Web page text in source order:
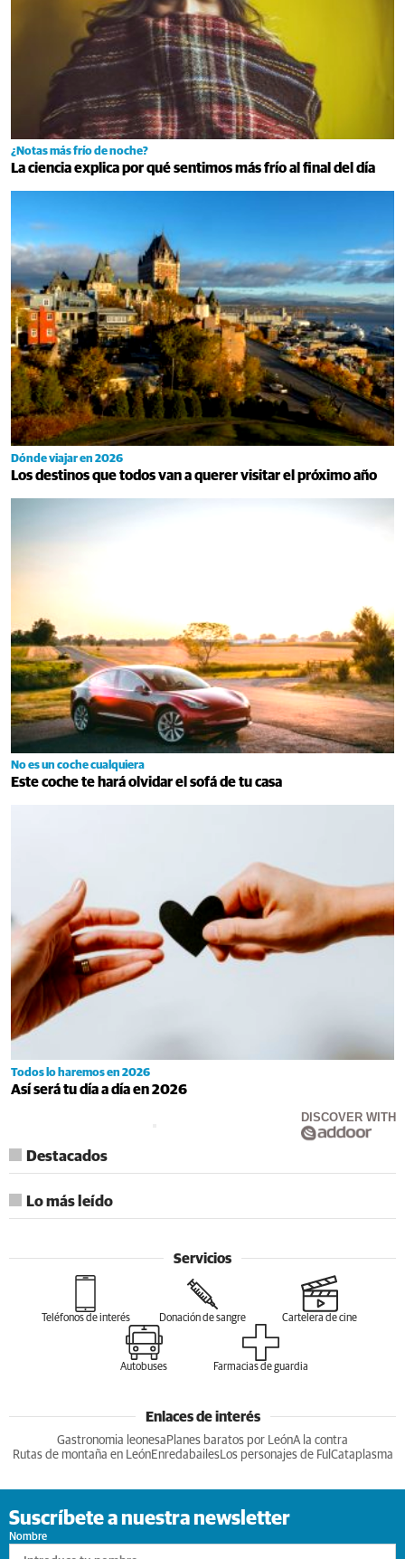
¿Notas más frío de noche?
La ciencia explica por qué sentimos más frío al final del día
Dónde viajar en 2026
Los destinos que todos van a querer visitar el próximo año
No es un coche cualquiera
Este coche te hará olvidar el sofá de tu casa
Todos lo haremos en 2026
Así será tu día a día en 2026
DISCOVER WITH
Destacados
Lo más leído
Servicios
Teléfonos de interés Donación de sangre Cartelera de cine
Autobuses Farmacias de guardia
Enlaces de interés
Gastronomia leonesa Planes baratos por LeónA la contra
Rutas de montaña en LeónEnredabailesLos personajes de Ful Cataplasma
Suscríbete a nuestra newsletter
Nombre